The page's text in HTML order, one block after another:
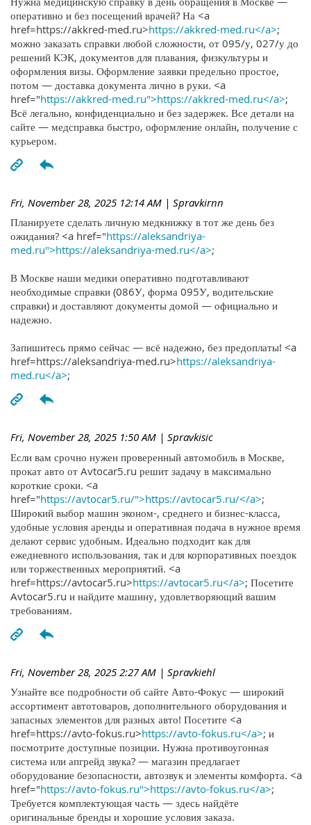
оперативно и без посещений врачей? На <a
href=https://akkred-med.ru>https://akkred-med.ru</a>;
можно заказать справки любой сложности, от 095/у, 027/у до
решений КЭК, документов для плавания, физкультуры и
оформления визы. Оформление заявки предельно простое,
потом — доставка документа лично в руки. <a
href="https://akkred-med.ru">https://akkred-med.ru</a>;
Всё легально, конфиденциально и без задержек. Все детали на
сайте — медсправка быстро, оформление онлайн, получение с
курьером.
Fri, November 28, 2025 12:14 AM | Spravkirnn
Планируете сделать личную медкнижку в тот же день без
ожидания? <a href="https://aleksandriya-
med.ru">https://aleksandriya-med.ru</a>;
В Москве наши медики оперативно подготавливают
необходимые справки (086У, форма 095У, водительские
справки) и доставляют документы домой — официально и
надежно.
Запишитесь прямо сейчас — всё надежно, без предоплаты! <a
href=https://aleksandriya-med.ru>https://aleksandriya-
med.ru</a>;
Fri, November 28, 2025 1:50 AM | Spravkisic
Если вам срочно нужен проверенный автомобиль в Москве,
прокат авто от Avtocar5.ru решит задачу в максимально
короткие сроки. <a
href="https://avtocar5.ru/">https://avtocar5.ru/</a>;
Широкий выбор машин эконом-, среднего и бизнес-класса,
удобные условия аренды и оперативная подача в нужное время
делают сервис удобным. Идеально подходит как для
ежедневного использования, так и для корпоративных поездок
или торжественных мероприятий. <a
href=https://avtocar5.ru>https://avtocar5.ru</a>; Посетите
Avtocar5.ru и найдите машину, удовлетворяющий вашим
требованиям.
Fri, November 28, 2025 2:27 AM | Spravkiehl
Узнайте все подробности об сайте Авто-Фокус — широкий
ассортимент автотоваров, дополнительного оборудования и
запасных элементов для разных авто! Посетите <a
href=https://avto-fokus.ru>https://avto-fokus.ru</a>; и
посмотрите доступные позиции. Нужна противоугонная
система или апгрейд звука? — магазин предлагает
оборудование безопасности, автозвук и элементы комфорта. <a
href="https://avto-fokus.ru">https://avto-fokus.ru</a>;
Требуется комплектующая часть — здесь найдёте
оригинальные бренды и хорошие условия заказа.